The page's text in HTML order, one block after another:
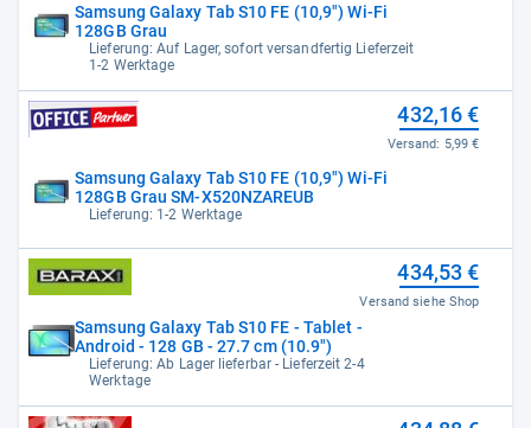
Samsung Galaxy Tab S10 FE (10,9") Wi-Fi
128GB Grau
Lieferung: Auf Lager, sofort versandfertig Lieferzeit
1-2 Werktage
Samsung Galaxy Tab S10 FE (10,9") Wi-Fi
128GB Grau SM-X520NZAREUB
Lieferung: 1-2 Werktage
432,16 €
Versand: 5,99 €
Samsung Galaxy Tab S10 FE - Tablet -
Android - 128 GB - 27.7 cm (10.9")
Lieferung: Ab Lager lieferbar - Lieferzeit 2-4
Werktage
434,53 €
Versand siehe Shop